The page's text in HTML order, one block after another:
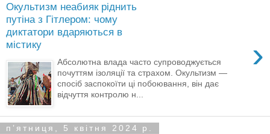
Окультизм неабияк ріднить
путіна з Гітлером: чому
диктатори вдаряються в
містику
›
Абсолютна влада часто супроводжується
почуттям ізоляції та страхом. Окультизм —
спосіб заспокоїти ці побоювання, він дає
відчуття контролю н...
пʼятниця, 5 квітня 2024 р.